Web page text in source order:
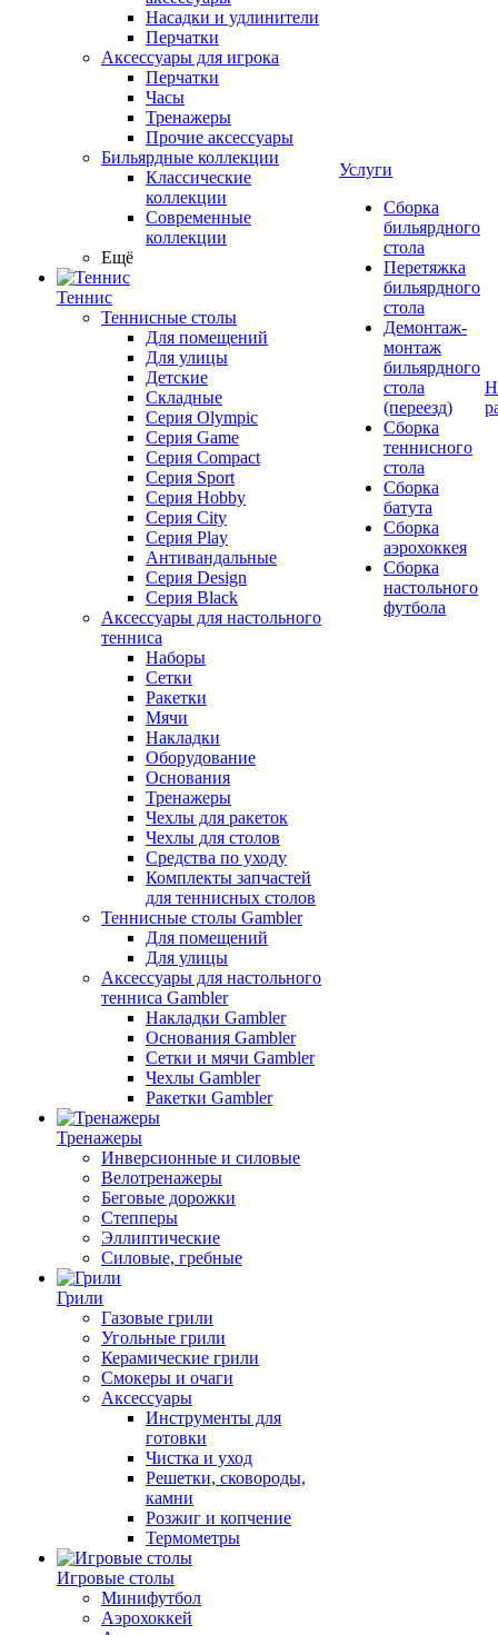
Насадки и удлинители
Перчатки
Аксессуары для игрока
Перчатки
Часы
Тренажеры
Прочие аксессуары
Бильярдные коллекции
Классические
коллекции
Современные
коллекции
Ещё
Теннис
Теннисные столы
Для помещений
Для улицы
Детские
Складные
Серия Olympic
Серия Game
Серия Compact
Серия Sport
Серия Hobby
Серия City
Серия Play
Антивандальные
Серия Design
Серия Black
Аксессуары для настольного
тенниса
Наборы
Сетки
Ракетки
Мячи
Накладки
Оборудование
Основания
Тренажеры
Чехлы для ракеток
Чехлы для столов
Средства по уходу
Комплекты запчастей
для теннисных столов
Теннисные столы Gambler
Для помещений
Для улицы
Аксессуары для настольного
тенниса Gambler
Накладки Gambler
Основания Gambler
Сетки и мячи Gambler
Чехлы Gambler
Ракетки Gambler
Тренажеры
Инверсионные и силовые
Велотренажеры
Беговые дорожки
Степперы
Эллиптические
Силовые, гребные
Грили
Газовые грили
Угольные грили
Керамические грили
Смокеры и очаги
Аксессуары
Инструменты для
готовки
Чистка и уход
Решетки, сковороды,
камни
Розжиг и копчение
Термометры
Игровые столы
Минифутбол
Аэрохоккей
Услуги
Сборка
бильярдного
стола
Перетяжка
бильярдного
стола
Демонтаж-
монтаж
бильярдного
стола
(переезд)
Сборка
теннисного
стола
Сборка
батута
Сборка
аэрохоккея
Сборка
настольного
футбола